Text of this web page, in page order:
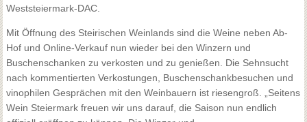
Weststeiermark-DAC.
Mit Öffnung des Steirischen Weinlands sind die Weine neben Ab-
Hof und Online-Verkauf nun wieder bei den Winzern und
Buschenschanken zu verkosten und zu genießen. Die Sehnsucht
nach kommentierten Verkostungen, Buschenschankbesuchen und
vinophilen Gesprächen mit den Weinbauern ist riesengroß. „Seitens
Wein Steiermark freuen wir uns darauf, die Saison nun endlich